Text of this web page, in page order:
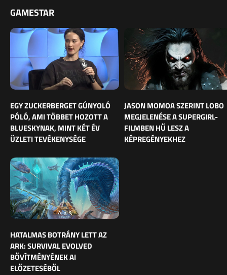
GAMESTAR
EGY ZUCKERBERGET GÚNYOLÓ
PÓLÓ, AMI TÖBBET HOZOTT A
BLUESKYNAK, MINT KÉT ÉV
ÜZLETI TEVÉKENYSÉGE
JASON MOMOA SZERINT LOBO
MEGJELENÉSE A SUPERGIRL-
FILMBEN HŰ LESZ A
KÉPREGÉNYEKHEZ
HATALMAS BOTRÁNY LETT AZ
ARK: SURVIVAL EVOLVED
BŐVÍTMÉNYÉNEK AI
ELŐZETESÉBŐL